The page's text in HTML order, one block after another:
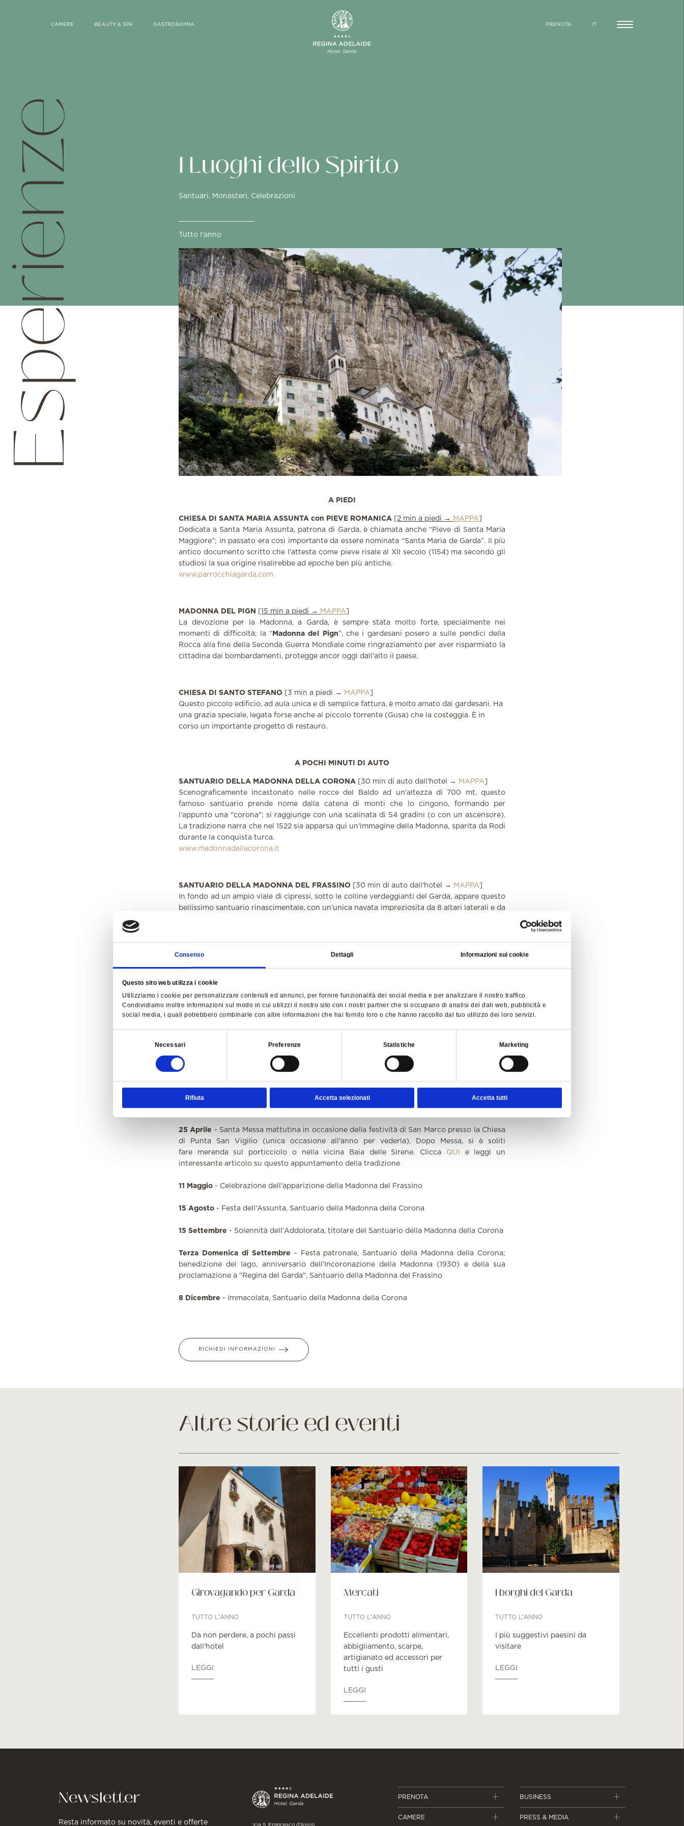
Consenso Dettagli Informazioni sui cookie
Questo sito web utilizza i cookie
Utilizziamo i cookie per personalizzare contenuti ed annunci, per fornire funzionalità dei social media e per analizzare il nostro traffico.
Condividiamo inoltre informazioni sul modo in cui utilizzi il nostro sito con i nostri partner che si occupano di analisi dei dati web, pubblicità e
social media, i quali potrebbero combinarle con altre informazioni che hai fornito loro o che hanno raccolto dal tuo utilizzo dei loro servizi.
Necessari Preferenze Statistiche Marketing
Rifiuta Accetta selezionati Accetta tutti
CAMERE BEAUTY & SPA GASTRONOMIA PRENOTA IT
I Luoghi dello Spirito
Santuari, Monasteri, Celebrazioni
Tutto l'anno
A PIEDI
CHIESA DI SANTA MARIA ASSUNTA con PIEVE ROMANICA [2 min a piedi → MAPPA
Dedicata a Santa Maria Assunta, patrona di Garda, è chiamata anche “Pieve di Santa Maria
Maggiore”; in passato era così importante da essere nominata “Santa Maria de Garda”. Il più
antico documento scritto che l'attesta come pieve risale al XII secolo (1154) ma secondo gli
studiosi la sua origine risalirebbe ad epoche ben più antiche.
www.parrocchiagarda.com
MADONNA DEL PIGN [15 min a piedi → MAPPA
La devozione per la Madonna, a Garda, è sempre stata molto forte, specialmente nei
momenti di difficoltà; la “ Madonna del Pign”, che i gardesani posero a sulle pendici della
Rocca alla fine della Seconda Guerra Mondiale come ringraziamento per aver risparmiato la
cittadina dai bombardamenti, protegge ancor oggi dall'alto il paese.
CHIESA DI SANTO STEFANO [3 min a piedi → MAPPA
Questo piccolo edificio, ad aula unica e di semplice fattura, è molto amato dai gardesani. Ha
una grazia speciale, legata forse anche al piccolo torrente (Gusa) che la costeggia. È in
corso un importante progetto di restauro.
A POCHI MINUTI DI AUTO
SANTUARIO DELLA MADONNA DELLA CORONA [30 min di auto dall'hotel → MAPPA
Scenograficamente incastonato nelle rocce del Baldo ad un'altezza di 700 mt, questo
famoso santuario prende nome dalla catena di monti che lo cingono, formando per
l'appunto una "corona"; si raggiunge con una scalinata di 54 gradini (o con un ascensore).
La tradizione narra che nel 1522 sia apparsa qui un'Immagine della Madonna, sparita da Rodi
durante la conquista turca.
www.madonnadellacorona.it
SANTUARIO DELLA MADONNA DEL FRASSINO [30 min di auto dall'hotel → MAPPA
In fondo ad un ampio viale di cipressi, sotto le colline verdeggianti del Garda, appare questo
bellissimo santuario rinascimentale, con un’unica navata impreziosita da 8 altari laterali e da
serpente. Egli la portò a casa, volendo esserne il solo custode, ma la piccola statua tornò
sulla pianta del frassino. Oggi la si può ammirare si può ammirare nella Cappella a Lei
EREMO DI SAN GIORGIO[15 min di auto dall'hotel →MAPPA]
preghiera nel rispetto della comunità religiosa che vi vive e lavora.
www.eremosangiorgio.it
Calendario Celebrazioni
25 Aprile - Santa Messa mattutina in occasione della festività di San Marco presso la Chiesa
di Punta San Vigilio (unica occasione all'anno per vederla). Dopo Messa, si è soliti
fare merenda sul porticciolo o nella vicina Baia delle Sirene. Clicca QUI
e leggi un
interessante articolo su questo appuntamento della tradizione
11 Maggio - Celebrazione dell'apparizione della Madonna del Frassino
15 Agosto - Festa dell'Assunta, Santuario della Madonna della Corona
15 Settembre - Solennità dell'Addolorata, titolare del Santuario della Madonna della Corona
Terza Domenica di Settembre - Festa patronale, Santuario della Madonna della Corona;
benedizione del lago, anniversario dell'Incoronazione della Madonna (1930) e della sua
proclamazione a "Regina del Garda", Santuario della Madonna del Frassino
8 Dicembre - Immacolata, Santuario della Madonna della Corona
RICHIEDI INFORMAZIONI
Altre storie ed eventi
Girovagando per Garda
TUTTO L'ANNO
Da non perdere, a pochi passi
dall'hotel
LEGGI
Mercati
TUTTO L'ANNO
Eccellenti prodotti alimentari,
abbigliamento, scarpe,
artigianato ed accessori per
tutti i gusti
LEGGI
I borghi del Garda
TUTTO L'ANNO
I più suggestivi paesini da
visitare
LEGGI
Newsletter
Resta informato su novità, eventi e offerte
PRENOTA
CAMERE
BUSINESS
PRESS & MEDIA